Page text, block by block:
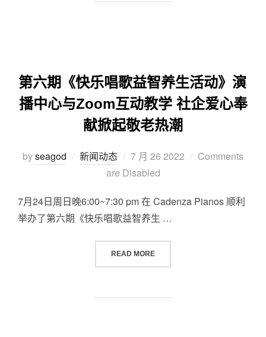
第六期《快乐唱歌益智养生活动》演
播中心与Zoom互动教学 社企爱心奉
献掀起敬老热潮
byseagod 新闻动态 7 月 26 2022
Comments
are Disabled
7月24日周日晚6:00~7:30 pm 在 Cadenza Pianos 顺利
举办了第六期《快乐唱歌益智养生 …
READ MORE